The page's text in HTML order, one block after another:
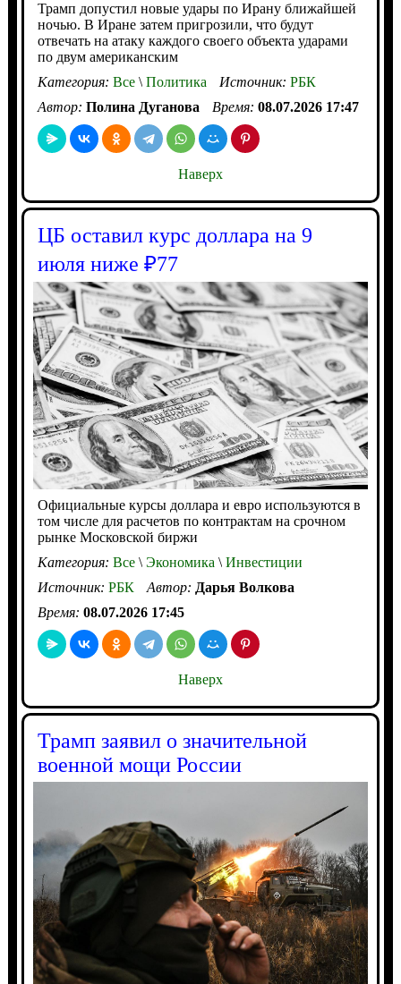
Трамп допустил новые удары по Ирану ближайшей
ночью. В Иране затем пригрозили, что будут
отвечать на атаку каждого своего объекта ударами
по двум американским
Категория: Все\Политика Источник: РБК
Автор: Полина Дуганова Время: 08.07.2026 17:47
Наверх
ЦБ оставил курс доллара на 9
июля ниже ₽77
Официальные курсы доллара и евро используются в
том числе для расчетов по контрактам на срочном
рынке Московской биржи
Категория: Все\Экономика \Инвестиции
Источник: РБК Автор: Дарья Волкова
Время: 08.07.2026 17:45
Наверх
Трамп заявил о значительной
военной мощи России